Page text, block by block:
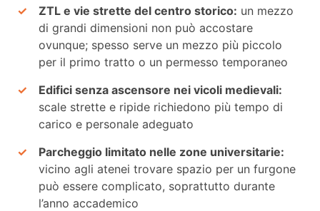
ZTL e vie strette del centro storico: un mezzo
di grandi dimensioni non può accostare
ovunque; spesso serve un mezzo più piccolo
per il primo tratto o un permesso temporaneo
Edifici senza ascensore nei vicoli medievali:
scale strette e ripide richiedono più tempo di
carico e personale adeguato
Parcheggio limitato nelle zone universitarie:
vicino agli atenei trovare spazio per un furgone
può essere complicato, soprattutto durante
l’anno accademico